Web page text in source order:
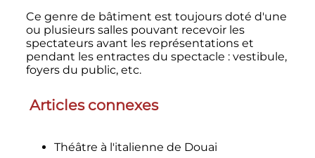
Ce genre de bâtiment est toujours doté d'une
ou plusieurs salles pouvant recevoir les
spectateurs avant les représentations et
pendant les entractes du spectacle : vestibule,
foyers du public, etc.
Articles connexes
Théâtre à l'italienne de Douai